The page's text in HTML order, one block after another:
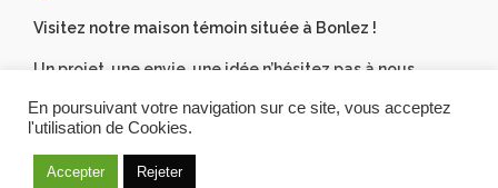
Visitez notre maison témoin située à Bonlez !
Un projet, une envie, une idée n’hésitez pas à nous
votre devis gratuit.
En poursuivant votre navigation sur ce site, vous acceptez
l'utilisation de Cookies.
Accepter Rejeter